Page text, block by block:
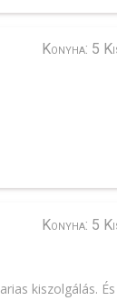
Konyha: 5
Konyha: 5
kiszolgálás.